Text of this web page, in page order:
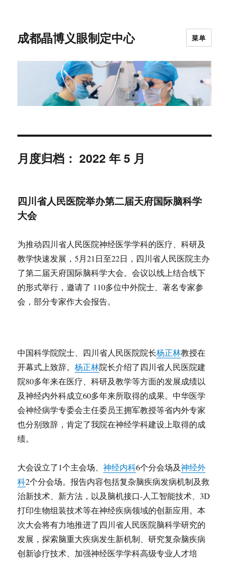
成都晶博义眼制定中心 菜单
月度归档：2022 年 5 月
四川省人民医院举办第二届天府国际脑科学
大会
为推动四川省人民医院神经医学学科的医疗、科研及
教学快速发展，5月21日至22日，四川省人民医院主办
了第二届天府国际脑科学大会。会议以线上结合线下
的形式举行，邀请了 110多位中外院士、著名专家参
会，部分专家作大会报告。
中国科学院院士、四川省人民医院院长杨正林教授在
开幕式上致辞。杨正林院长介绍了四川省人民医院建
院80多年来在医疗、科研及教学等方面的发展成绩以
及神经内外科成立60多年来所取得的成果。中华医学
会神经病学专委会主任委员王拥军教授等省内外专家
也分别致辞，肯定了我院在神经学科建设上取得的成
绩。
大会设立了1个主会场、神经内科6个分会场及神经外
科2个分会场。报告内容包括复杂脑疾病发病机制及救
治新技术、新方法，以及脑机接口-人工智能技术、3D
打印生物组装技术等在神经疾病领域的创新应用。本
次大会将有力地推进了四川省人民医院脑科学研究的
发展，探索脑重大疾病发生新机制、研究复杂脑疾病
创新诊疗技术、加强神经医学学科高级专业人才培